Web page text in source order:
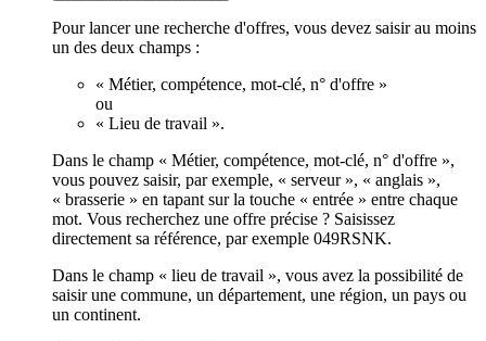
Pour lancer une recherche d'offres, vous devez saisir au moins
un des deux champs :
« Métier, compétence, mot-clé, n° d'offre »
ou
« Lieu de travail ».
Dans le champ « Métier, compétence, mot-clé, n° d'offre »,
vous pouvez saisir, par exemple, « serveur », « anglais »,
« brasserie » en tapant sur la touche « entrée » entre chaque
mot. Vous recherchez une offre précise ? Saisissez
directement sa référence, par exemple 049RSNK.
Dans le champ « lieu de travail », vous avez la possibilité de
saisir une commune, un département, une région, un pays ou
un continent.